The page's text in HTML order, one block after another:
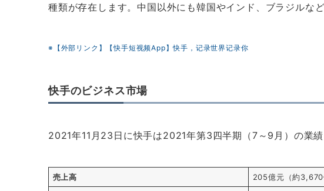
種類が存在します。中国以外にも韓国やインド、ブラジルな
※【外部リンク】【快手短视频App】快手，记录世界记录你
快手のビジネス市場
2021年11月23日に快手は2021年第3四半期（7～9月）の業績
売上高 205億元（約